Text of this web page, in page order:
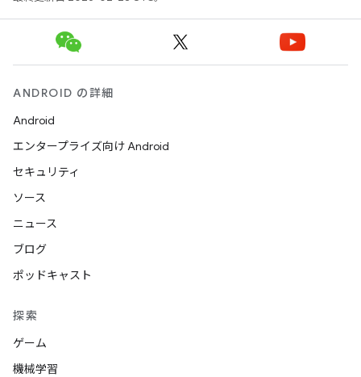
ANDROID の詳細
Android
エンタープライズ向け Android
セキュリティ
ソース
ニュース
ブログ
ポッドキャスト
探索
ゲーム
機械学習